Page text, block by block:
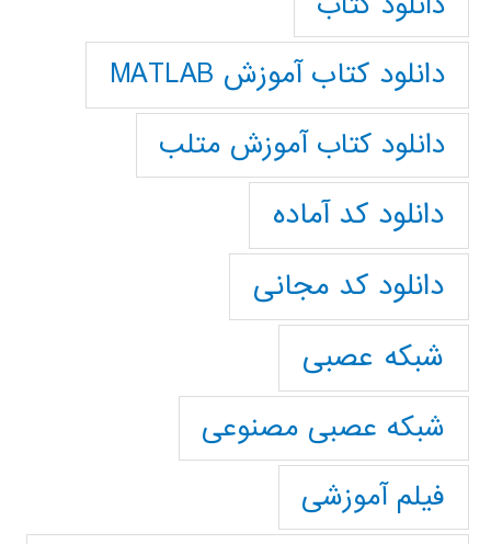
دانلود کتاب آموزش MATLAB
دانلود کتاب آموزش متلب
دانلود کد آماده
دانلود کد مجانی
شبکه عصبی
شبکه عصبی مصنوعی
فیلم آموزشی